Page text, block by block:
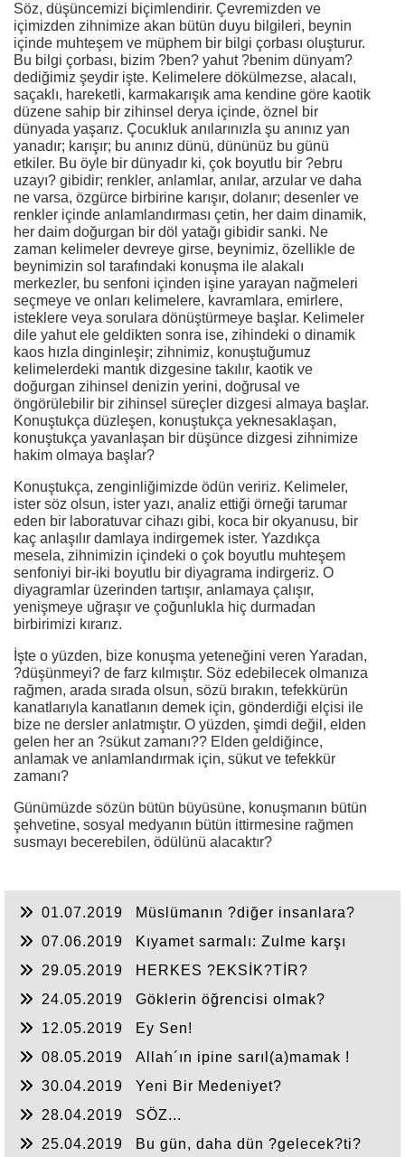
Söz, düşüncemizi biçimlendirir. Çevremizden ve
içimizden zihnimize akan bütün duyu bilgileri, beynin
içinde muhteşem ve müphem bir bilgi çorbası oluşturur.
Bu bilgi çorbası, bizim ?ben? yahut ?benim dünyam?
dediğimiz şeydir işte. Kelimelere dökülmezse, alacalı,
saçaklı, hareketli, karmakarışık ama kendine göre kaotik
düzene sahip bir zihinsel derya içinde, öznel bir
dünyada yaşarız. Çocukluk anılarınızla şu anınız yan
yanadır; karışır; bu anınız dünü, dününüz bu günü
etkiler. Bu öyle bir dünyadır ki, çok boyutlu bir ?ebru
uzayı? gibidir; renkler, anlamlar, anılar, arzular ve daha
ne varsa, özgürce birbirine karışır, dolanır; desenler ve
renkler içinde anlamlandırması çetin, her daim dinamik,
her daim doğurgan bir döl yatağı gibidir sanki. Ne
zaman kelimeler devreye girse, beynimiz, özellikle de
beynimizin sol tarafındaki konuşma ile alakalı
merkezler, bu senfoni içinden işine yarayan nağmeleri
seçmeye ve onları kelimelere, kavramlara, emirlere,
isteklere veya sorulara dönüştürmeye başlar. Kelimeler
dile yahut ele geldikten sonra ise, zihindeki o dinamik
kaos hızla dinginleşir; zihnimiz, konuştuğumuz
kelimelerdeki mantık dizgesine takılır, kaotik ve
doğurgan zihinsel denizin yerini, doğrusal ve
öngörülebilir bir zihinsel süreçler dizgesi almaya başlar.
Konuştukça düzleşen, konuştukça yeknesaklaşan,
konuştukça yavanlaşan bir düşünce dizgesi zihnimize
hakim olmaya başlar?
Konuştukça, zenginliğimizde ödün veririz. Kelimeler,
ister söz olsun, ister yazı, analiz ettiği örneği tarumar
eden bir laboratuvar cihazı gibi, koca bir okyanusu, bir
kaç anlaşılır damlaya indirgemek ister. Yazdıkça
mesela, zihnimizin içindeki o çok boyutlu muhteşem
senfoniyi bir-iki boyutlu bir diyagrama indirgeriz. O
diyagramlar üzerinden tartışır, anlamaya çalışır,
yenişmeye uğraşır ve çoğunlukla hiç durmadan
birbirimizi kırarız.
İşte o yüzden, bize konuşma yeteneğini veren Yaradan,
?düşünmeyi? de farz kılmıştır. Söz edebilecek olmanıza
rağmen, arada sırada olsun, sözü bırakın, tefekkürün
kanatlarıyla kanatlanın demek için, gönderdiği elçisi ile
bize ne dersler anlatmıştır. O yüzden, şimdi değil, elden
gelen her an ?sükut zamanı?? Elden geldiğince,
anlamak ve anlamlandırmak için, sükut ve tefekkür
zamanı?
Günümüzde sözün bütün büyüsüne, konuşmanın bütün
şehvetine, sosyal medyanın bütün ittirmesine rağmen
susmayı becerebilen, ödülünü alacaktır?
01.07.2019
Müslümanın ?diğer insanlara?
07.06.2019
Kıyamet sarmalı: Zulme karşı
29.05.2019
HERKES ?EKSİK?TİR?
24.05.2019
Göklerin öğrencisi olmak?
12.05.2019
Ey Sen!
08.05.2019
Allah´ın ipine sarıl(a)mamak !
30.04.2019
Yeni Bir Medeniyet?
28.04.2019
SÖZ...
25.04.2019
Bu gün, daha dün ?gelecek?ti?